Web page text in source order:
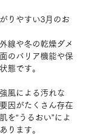
りやすい3月のお
線や冬の乾燥ダメ
のバリア機能や保
態です。
風による汚れな
因がたくさん存在
を“うるおい”によ
ります。